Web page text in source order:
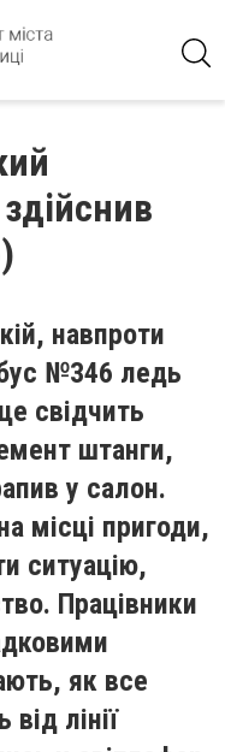
навпроти
№346 ледь
свідчить
штанги,
у салон.
місці пригоди,
ситуацію,
Працівники
як все
лінії